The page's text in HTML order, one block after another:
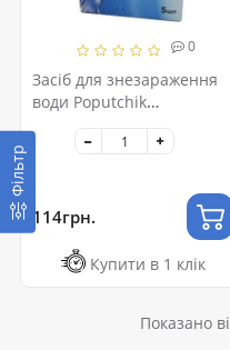
Фільтр
0
Засіб для знезараження
води Poputchik
"Акватон-10" 5 шт Box (52-
037-IS)
114грн.
Купити в 1 клік
Показано